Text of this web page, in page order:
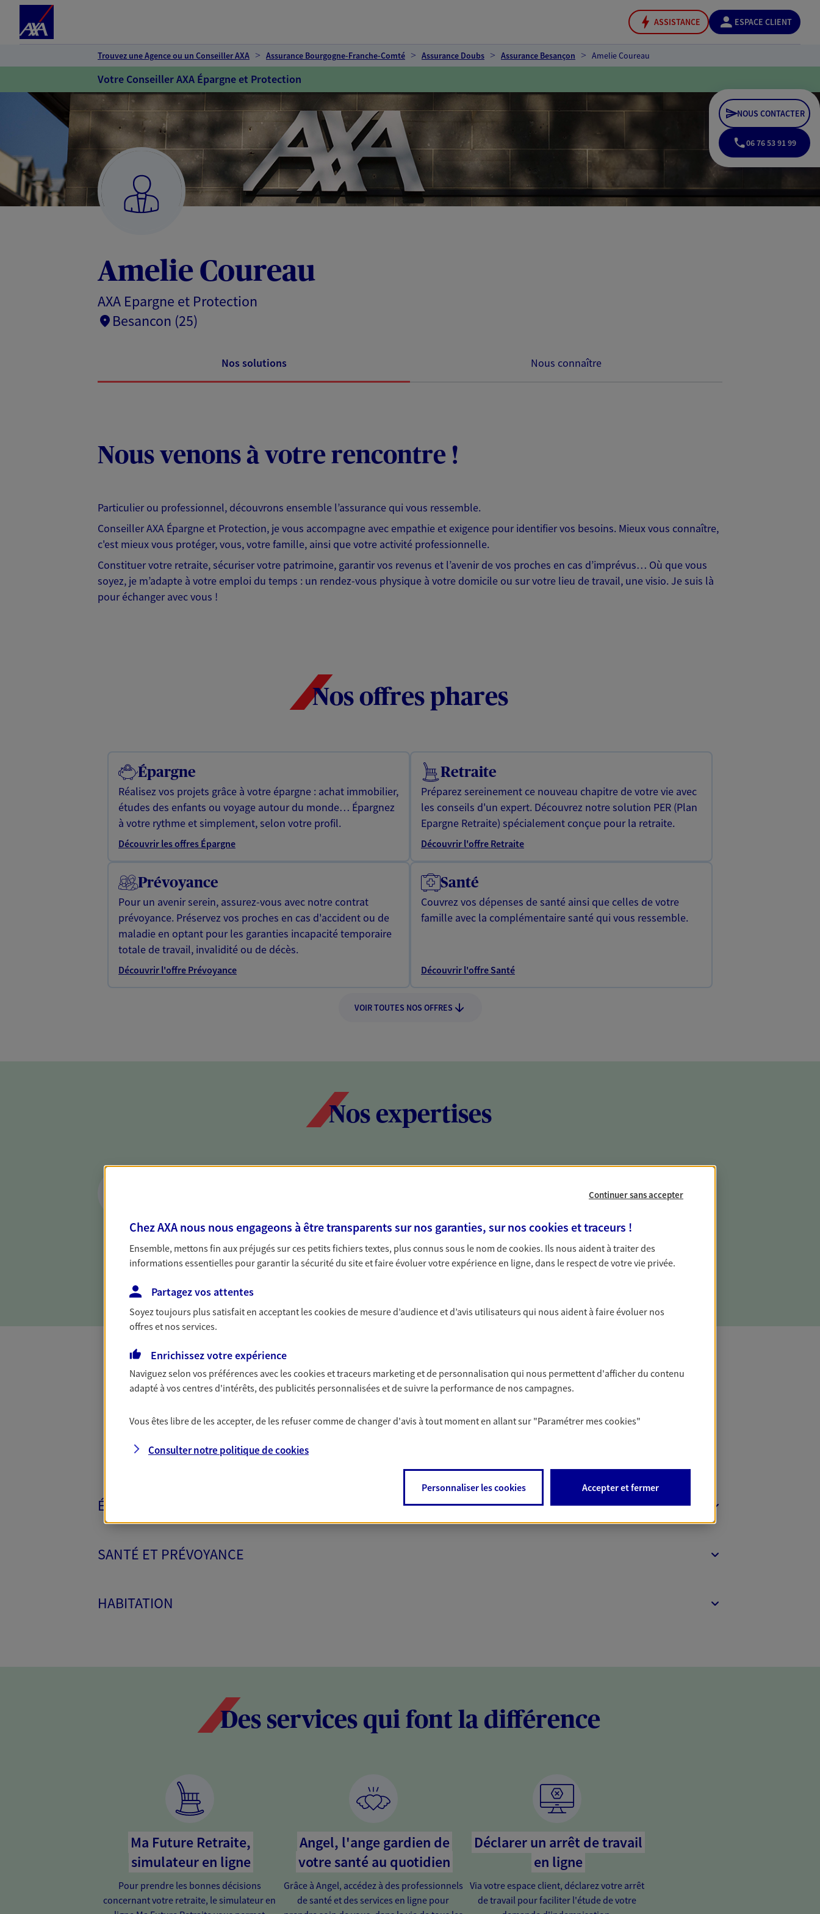
ASSISTANCE ESPACE CLIENT
Trouvez une Agence ou un Conseiller AXA Assurance Bourgogne-Franche-Comté Assurance Doubs Assurance Besançon Amelie Coureau
Votre Conseiller AXA Épargne et Protection
Amelie Coureau
AXA Epargne et Protection
Besancon (25)
NOUS CONTACTER
06 76 53 91 99
Nos solutions Nous connaître
Nous venons à votre rencontre !
Particulier ou professionnel, découvrons ensemble l’assurance qui vous ressemble.
Conseiller AXA Épargne et Protection, je vous accompagne avec empathie et exigence pour identifier vos besoins. Mieux vous connaître,
c'est mieux vous protéger, vous, votre famille, ainsi que votre activité professionnelle.
Constituer votre retraite, sécuriser votre patrimoine, garantir vos revenus et l’avenir de vos proches en cas d’imprévus… Où que vous
soyez, je m’adapte à votre emploi du temps : un rendez-vous physique à votre domicile ou sur votre lieu de travail, une visio. Je suis là
pour échanger avec vous !
Nos offres phares
Épargne
Réalisez vos projets grâce à votre épargne : achat immobilier,
études des enfants ou voyage autour du monde… Épargnez
à votre rythme et simplement, selon votre profil.
Découvrir les offres Épargne
Retraite
Préparez sereinement ce nouveau chapitre de votre vie avec
les conseils d'un expert. Découvrez notre solution PER (Plan
Epargne Retraite) spécialement conçue pour la retraite.
Découvrir l'offre Retraite
Prévoyance
Pour un avenir serein, assurez-vous avec notre contrat
prévoyance. Préservez vos proches en cas d'accident ou de
maladie en optant pour les garanties incapacité temporaire
totale de travail, invalidité ou de décès.
Découvrir l'offre Prévoyance
Santé
Couvrez vos dépenses de santé ainsi que celles de votre
famille avec la complémentaire santé qui vous ressemble.
Découvrir l'offre Santé
VOIR TOUTES NOS OFFRES
Nos expertises
Parce qu'avant de définir une stratégie, il est nécessaire
d'établir un bon diagnostic, nous vous accompagnons pour
dresser un bilan complet de votre situation. Une analyse
solide pour vous formuler des conseils cohérents avec vos
Nous sommes à votre écoute pour vous proposer des
solutions assurantielles couvrant les risques liés à votre
activité, mais aussi les risques liés à votre vie privée. Un seul
interlocuteur pour tous vos besoins, ça change tout.
Toutes nos solutions AXA Épargne et Protection
ÉPARGNE ET RETRAITE
SANTÉ ET PRÉVOYANCE
HABITATION
Des services qui font la différence
Ma Future Retraite,
simulateur en ligne
Pour prendre les bonnes décisions
concernant votre retraite, le simulateur en
Angel, l'ange gardien de
votre santé au quotidien
Grâce à Angel, accédez à des professionnels
de santé et des services en ligne pour
Déclarer un arrêt de travail
en ligne
Via votre espace client, déclarez votre arrêt
de travail pour faciliter l'étude de votre
Continuer sans accepter
Chez AXA nous nous engageons à être transparents sur nos garanties, sur nos cookies et traceurs !
Ensemble, mettons fin aux préjugés sur ces petits fichiers textes, plus connus sous le nom decookies. Ils nous aident à traiter des
informations essentielles pour garantir la sécurité du site et faire évoluer votre expérience en ligne, dans le respect de votre vie privée.
Partagez vos attentes
Soyez toujours plus satisfait en acceptant lescookiesde mesure d’audience et d’avis utilisateurs qui nous aident à faire évoluer nos
offres et nos services.
Enrichissez votre expérience
Naviguez selon vos préférences avec lescookies et traceurs marketing et de personnalisation qui nous permettent d'afficher du contenu
adapté à vos centres d'intérêts, des publicités personnalisées et de suivre la performance de nos campagnes.
Vous êtes libre de les accepter, de les refuser comme de changer d'avis à tout moment en allant sur "Paramétrer mescookies"
Consulter notre politique decookies
Personnaliser les cookies Accepter et fermer